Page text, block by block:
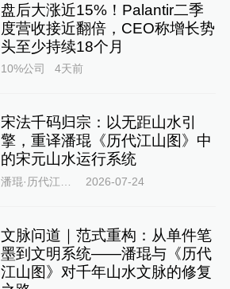
盘后大涨近15%！Palantir二季
度营收接近翻倍，CEO称增长势
头至少持续18个月
10%公司 4天前
宋法千码归宗：以无距山水引
擎，重译潘琨《历代江山图》中
的宋元山水运行系统
2026-07-24
文脉问道｜范式重构：从单件笔
墨到文明系统——潘琨与《历代
江山图》对千年山水文脉的修复